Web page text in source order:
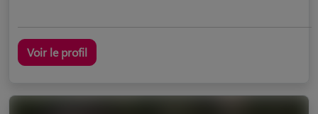
Voir le profil